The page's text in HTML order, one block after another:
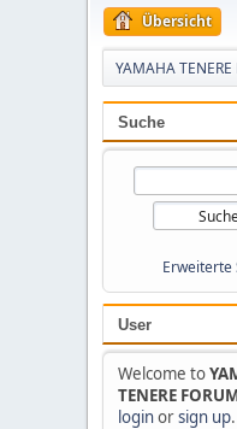
Übersicht
YAMAHA TENERE
Suche
Erweiterte
User
Welcome to
TENERE
loginorsign up.